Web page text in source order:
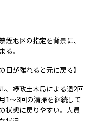
地区の指定を背景に、
る。
が離れると元に戻る】
、緑政土木局による週2回
1～3回の清掃を継続して
状態に戻りやすい。人員